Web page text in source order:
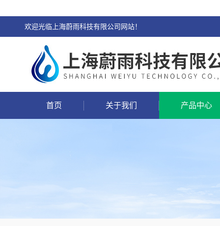
欢迎光临上海蔚雨科技有限公司网站！
首页 关于我们 产品中心